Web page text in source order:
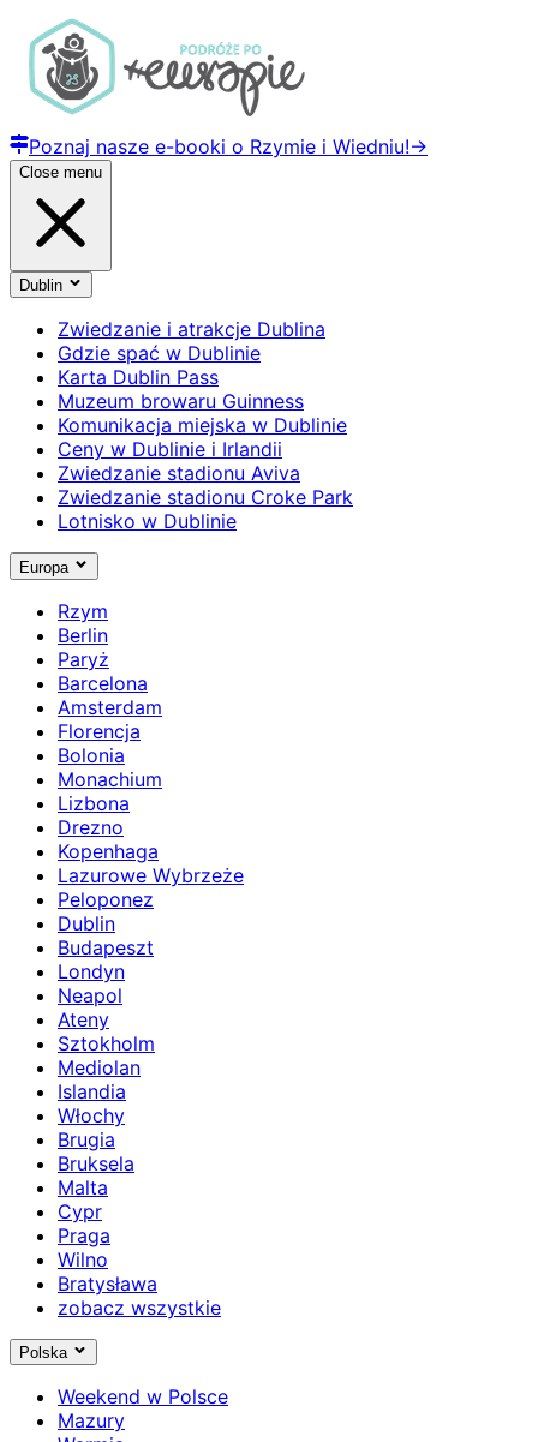
Poznaj nasze e-booki o Rzymie i Wiedniu!→
Close menu
Dublin
Zwiedzanie i atrakcje Dublina
Gdzie spać w Dublinie
Karta Dublin Pass
Muzeum browaru Guinness
Komunikacja miejska w Dublinie
Ceny w Dublinie i Irlandii
Zwiedzanie stadionu Aviva
Zwiedzanie stadionu Croke Park
Lotnisko w Dublinie
Europa
Rzym
Berlin
Paryż
Barcelona
Amsterdam
Florencja
Bolonia
Monachium
Lizbona
Drezno
Kopenhaga
Lazurowe Wybrzeże
Peloponez
Dublin
Budapeszt
Londyn
Neapol
Ateny
Sztokholm
Mediolan
Islandia
Włochy
Brugia
Bruksela
Malta
Cypr
Praga
Wilno
Bratysława
zobacz wszystkie
Polska
Weekend w Polsce
Mazury